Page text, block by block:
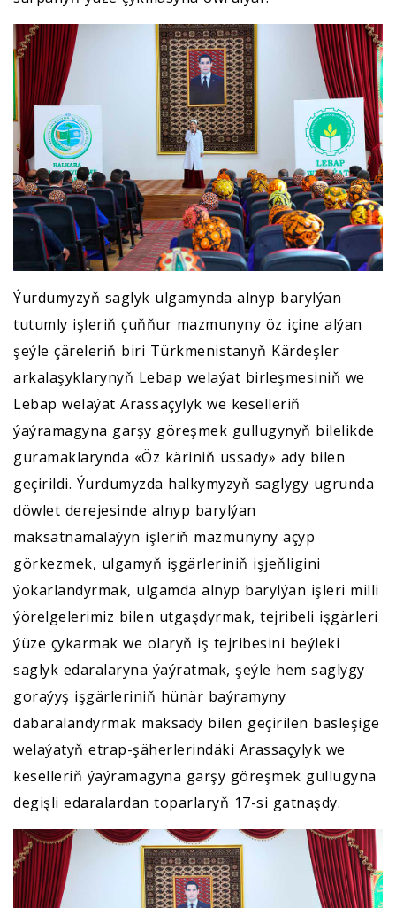
Ýurdumyzyň saglyk ulgamynda alnyp barylýan
tutumly işleriň çuňňur mazmunyny öz içine alýan
şeýle çäreleriň biri Türkmenistanyň Kärdeşler
arkalaşyklarynyň Lebap welaýat birleşmesiniň we
Lebap welaýat Arassaçylyk we keselleriň
ýaýramagyna garşy göreşmek gullugynyň bilelikde
guramaklarynda «Öz käriniň ussady» ady bilen
geçirildi. Ýurdumyzda halkymyzyň saglygy ugrunda
döwlet derejesinde alnyp barylýan
maksatnamalaýyn işleriň mazmunyny açyp
görkezmek, ulgamyň işgärleriniň işjeňligini
ýokarlandyrmak, ulgamda alnyp barylýan işleri milli
ýörelgelerimiz bilen utgaşdyrmak, tejribeli işgärleri
ýüze çykarmak we olaryň iş tejribesini beýleki
saglyk edaralaryna ýaýratmak, şeýle hem saglygy
goraýyş işgärleriniň hünär baýramyny
dabaralandyrmak maksady bilen geçirilen bäsleşige
welaýatyň etrap-şäherlerindäki Arassaçylyk we
keselleriň ýaýramagyna garşy göreşmek gullugyna
degişli edaralardan toparlaryň 17-si gatnaşdy.